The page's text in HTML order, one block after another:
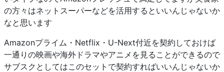
の方々はネットスーパーなどを活用するといいんじゃないか
なと思います
Amazonプライム・Netflix・U-Next付近を契約しておけば
一通りの映画や海外ドラマやアニメを見ることができるので
サブスクとしてはこのセットで契約すればいいんじゃないか